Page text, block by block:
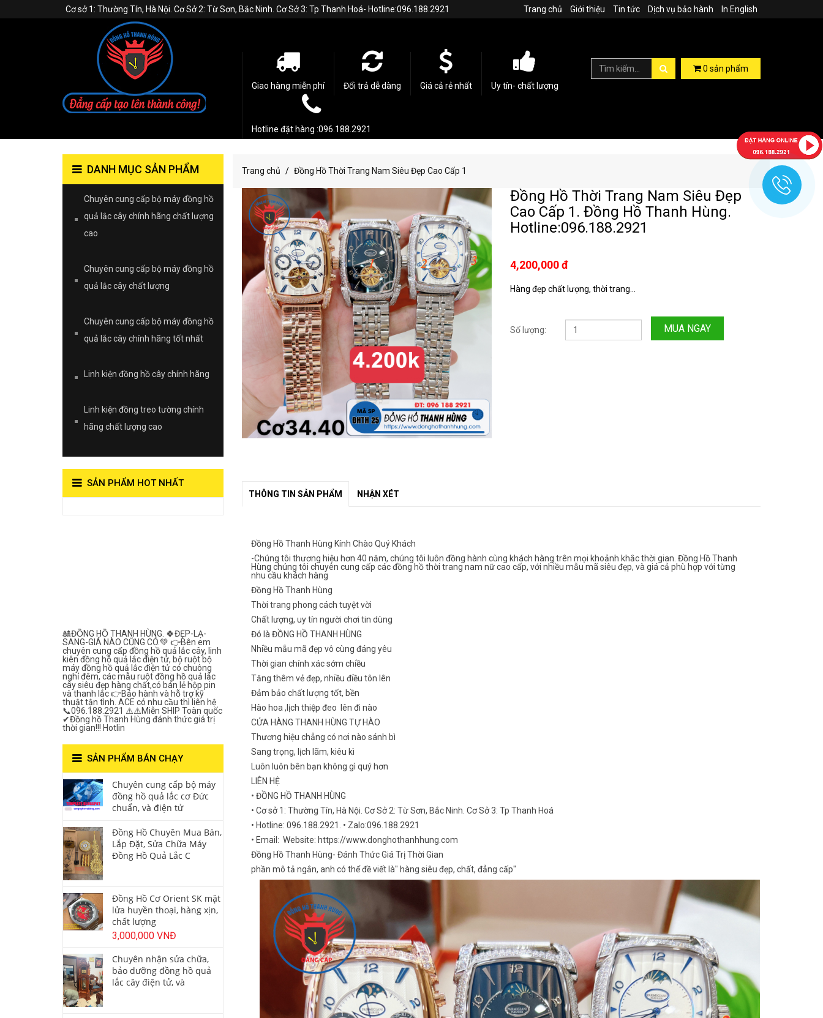
Trang chủ Giới thiệu Tin tức Dịch vụ bảo hành In English
Cơ sở 1: Thường Tín, Hà Nội. Cơ Sở 2: Từ Sơn, Bắc Ninh. Cơ Sở 3: Tp Thanh Hoá- Hotline:096.188.2921
Giao hàng miễn phí Đổi trả dễ dàng Giá cả rẻ nhất Uy tín- chất lượng
Hotline đặt hàng :096.188.2921
0 sản phẩm
Trang chủ Đồng Hồ Thời Trang Nam Siêu Đẹp Cao Cấp 1
Đồng Hồ Thời Trang Nam Siêu Đẹp
Cao Cấp 1. Đồng Hồ Thanh Hùng.
Hotline:096.188.2921
4,200,000 đ
Hàng đẹp chất lượng, thời trang...
Số lượng: MUA NGAY
THÔNG TIN SẢN PHẨM NHẬN XÉT
Đồng Hồ Thanh Hùng Kính Chào Quý Khách
-Chúng tôi thương hiệu hơn 40 năm, chúng tôi luôn đồng hành cùng khách hàng trên mọi khoảnh khắc thời gian. Đồng Hồ Thanh
Hùng chúng tôi chuyên cung cấp các đồng hồ thời trang nam nữ cao cấp, với nhiều mẫu mã siêu đẹp, và giá cả phù hợp với từng
nhu cầu khách hàng
Đồng Hồ Thanh Hùng
Thời trang phong cách tuyệt vời
Chất lượng, uy tín người chơi tin dùng
Đó là ĐỒNG HỒ THANH HÙNG
Nhiều mẫu mã đẹp vô cùng đáng yêu
Thời gian chính xác sớm chiều
Tăng thêm vẻ đẹp, nhiều điều tôn lên
Đảm bảo chất lượng tốt, bền
Hào hoa ,lịch thiệp đeo lên đi nào
CỬA HÀNG THANH HÙNG TỰ HÀO
Thương hiệu chẳng có nơi nào sánh bì
Sang trọng, lịch lãm, kiêu kì
Luôn luôn bên bạn không gì quý hơn
LIÊN HỆ
• ĐỒNG HỒ THANH HÙNG
• Cơ sở 1: Thường Tín, Hà Nội. Cơ Sở 2: Từ Sơn, Bắc Ninh. Cơ Sở 3: Tp Thanh Hoá
• Hotline: 096.188.2921. • Zalo:096.188.2921
• Email: Website: https://www.donghothanhhung.com
Đồng Hồ Thanh Hùng- Đánh Thức Giá Trị Thời Gian
phần mô tả ngắn, anh có thể đề viết là" hàng siêu đẹp, chất, đẳng cấp"
DANH MỤC SẢN PHẨM
Chuyên cung cấp bộ máy đồng hồ
quả lắc cây chính hãng chất lượng
cao
Chuyên cung cấp bộ máy đồng hồ
quả lắc cây chất lượng
Chuyên cung cấp bộ máy đồng hồ
quả lắc cây chính hãng tốt nhất
Linh kiện đồng hồ cây chính hãng
Linh kiện đồng treo tường chính
hãng chất lượng cao
SẢN PHẨM HOT NHẤT
🎎ĐỒNG HỒ THANH HÙNG. 🍀ĐẸP-LẠ-
SANG-GIÁ NÀO CŨNG CÓ.💚 👉Bên em
chuyên cung cấp đồng hồ quả lắc cây, linh
kiên đồng hồ quả lắc điện tử, bộ ruột bộ
máy đồng hồ quả lắc điện tử có chuông
nghỉ đêm, các mẫu ruột đồng hồ quả lắc
cây siêu đẹp hàng chất,có bán lẻ hộp pin
và thanh lắc 👉Bảo hành và hỗ trợ kỹ
thuật tận tình. ACE có nhu cầu thì liên hệ
📞096.188.2921 ⚠️⚠️Miễn SHIP Toàn quốc
✔Đồng hồ Thanh Hùng đánh thức giá trị
thời gian!!! Hotlin
SẢN PHẨM BÁN CHẠY
Chuyên cung cấp bộ máy
đồng hồ quả lắc cơ Đức
chuẩn, và điện tử
Đồng Hồ Chuyên Mua Bán,
Lắp Đặt, Sửa Chữa Máy
Đồng Hồ Quả Lắc C
Đồng Hồ Cơ Orient SK mặt
lửa huyền thoại, hàng xịn,
chất lượng
3,000,000 VNĐ
Chuyên nhận sửa chữa,
bảo dưỡng đồng hồ quả
lắc cây điện tử, và